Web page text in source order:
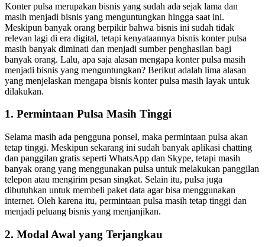
Konter pulsa merupakan bisnis yang sudah ada sejak lama dan
masih menjadi bisnis yang menguntungkan hingga saat ini.
Meskipun banyak orang berpikir bahwa bisnis ini sudah tidak
relevan lagi di era digital, tetapi kenyataannya bisnis konter pulsa
masih banyak diminati dan menjadi sumber penghasilan bagi
banyak orang. Lalu, apa saja alasan mengapa konter pulsa masih
menjadi bisnis yang menguntungkan? Berikut adalah lima alasan
yang menjelaskan mengapa bisnis konter pulsa masih layak untuk
dilakukan.
1. Permintaan Pulsa Masih Tinggi
Selama masih ada pengguna ponsel, maka permintaan pulsa akan
tetap tinggi. Meskipun sekarang ini sudah banyak aplikasi chatting
dan panggilan gratis seperti WhatsApp dan Skype, tetapi masih
banyak orang yang menggunakan pulsa untuk melakukan panggilan
telepon atau mengirim pesan singkat. Selain itu, pulsa juga
dibutuhkan untuk membeli paket data agar bisa menggunakan
internet. Oleh karena itu, permintaan pulsa masih tetap tinggi dan
menjadi peluang bisnis yang menjanjikan.
2. Modal Awal yang Terjangkau